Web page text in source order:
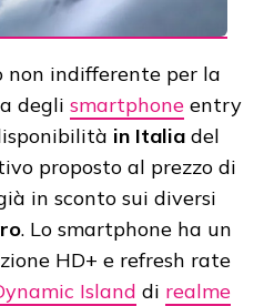
non indifferente per la
degli smartphone entry
in Italia del
proposto al prezzo di
in sconto sui diversi
. Lo smartphone ha un
HD+ e refresh rate
Island di realme